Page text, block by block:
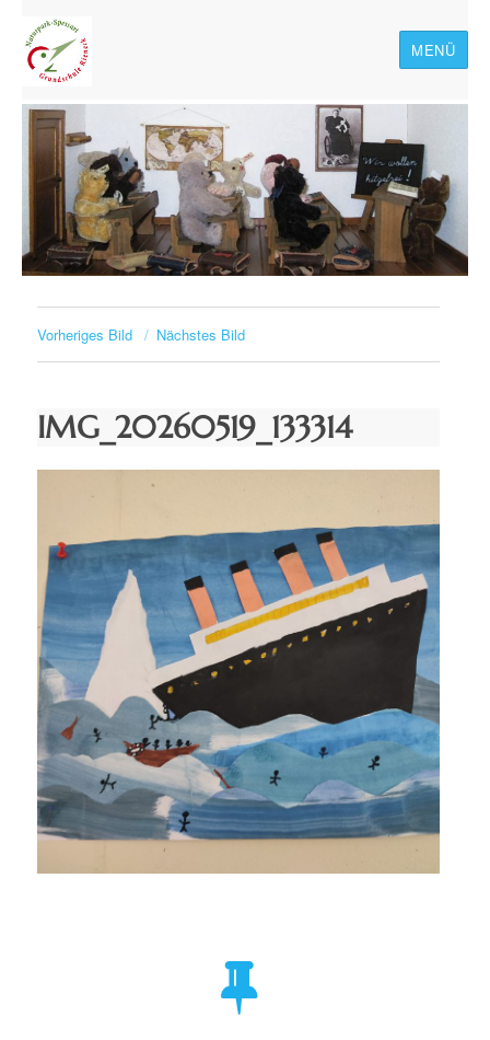
MENÜ
Vorheriges Bild Nächstes Bild
IMG_20260519_133314